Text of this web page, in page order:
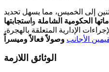
إلى الخميس، مما يسهل تحديد
الحكومية الشاملة و استجابتها
الإدارية المتعلقة بالهجرة،
الأجانب وصولاً فعالاً وميسراً
الوثائق اللازمة